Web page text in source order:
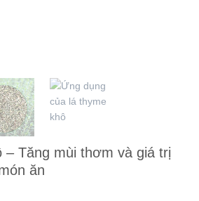
– Tăng mùi thơm và giá trị
ăn